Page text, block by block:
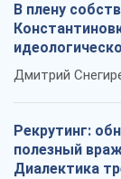
В плену
российских
Дмитрий
Рекрутинг:
полезный
Диалектика